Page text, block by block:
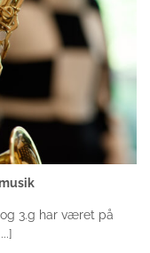
3.g har været på